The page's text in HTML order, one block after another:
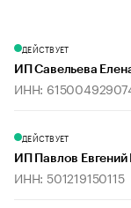
ДЕЙСТВУЕТ
ИП Савельева
ИНН:
ДЕЙСТВУЕТ
ИП Павлов
ИНН: 501219150115